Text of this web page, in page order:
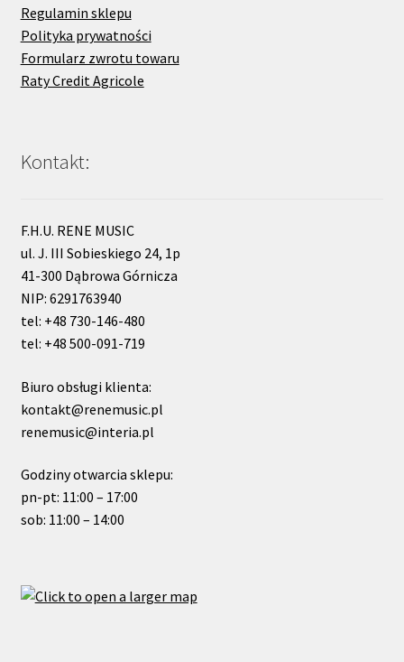
Regulamin sklepu
Polityka prywatności
Formularz zwrotu towaru
Raty Credit Agricole
Kontakt:
F.H.U. RENE MUSIC
ul. J. III Sobieskiego 24, 1p
41-300 Dąbrowa Górnicza
NIP: 6291763940
tel: +48 730-146-480
tel: +48 500-091-719
Biuro obsługi klienta:
kontakt@renemusic.pl
renemusic@interia.pl
Godziny otwarcia sklepu:
pn-pt: 11:00 – 17:00
sob: 11:00 – 14:00